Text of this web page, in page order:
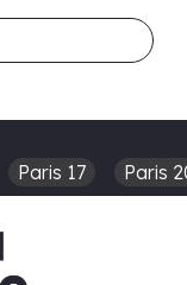
Paris 17 Paris